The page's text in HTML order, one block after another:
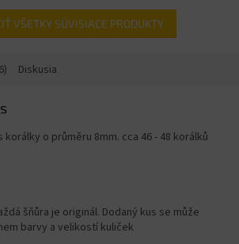
VŠETKY SÚVISIACE PRODUKTY
Diskusia
korálky o průměru 8mm. cca 46 - 48 korálků
šňůra je originál. Dodaný kus se může
barvy a velikostí kuliček